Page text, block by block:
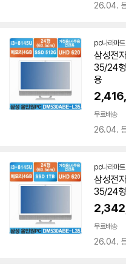
26.04.
pc나라마트네
삼성전
35/24
용
무료배송
26.04.
pc나라마트네
삼성전
35/24
무료배송
26.04.